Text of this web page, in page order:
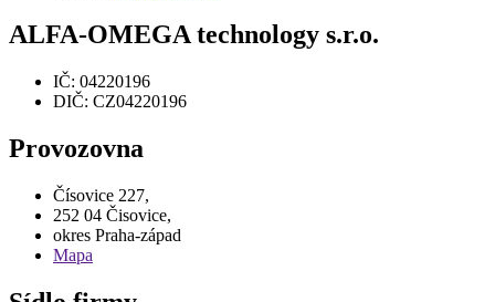
ALFA-OMEGA technology s.r.o.
IČ: 04220196
DIČ: CZ04220196
Provozovna
Čísovice 227,
252 04 Čisovice,
okres Praha-západ
Mapa